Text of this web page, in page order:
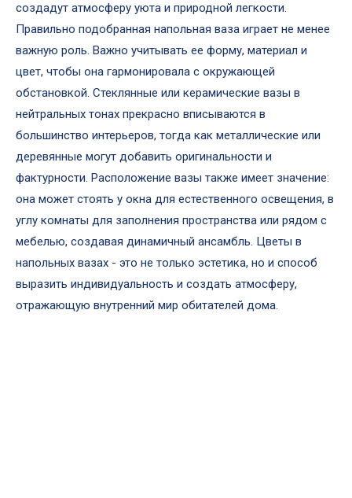
создадут атмосферу уюта и природной легкости.
Правильно подобранная напольная ваза играет не менее
важную роль. Важно учитывать ее форму, материал и
цвет, чтобы она гармонировала с окружающей
обстановкой. Стеклянные или керамические вазы в
нейтральных тонах прекрасно вписываются в
большинство интерьеров, тогда как металлические или
деревянные могут добавить оригинальности и
фактурности. Расположение вазы также имеет значение:
она может стоять у окна для естественного освещения, в
углу комнаты для заполнения пространства или рядом с
мебелью, создавая динамичный ансамбль. Цветы в
напольных вазах - это не только эстетика, но и способ
выразить индивидуальность и создать атмосферу,
отражающую внутренний мир обитателей дома.